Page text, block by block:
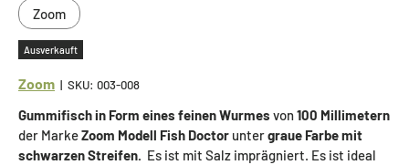
Zoom
Ausverkauft
Zoom | SKU: 003-008
Gummifisch in Form eines feinen Wurmes von100 Millimetern
der MarkeZoom Modell Fish Doctor untergraue Farbe mit
schwarzen Streifen. Es ist mit Salz imprägniert. Es ist ideal